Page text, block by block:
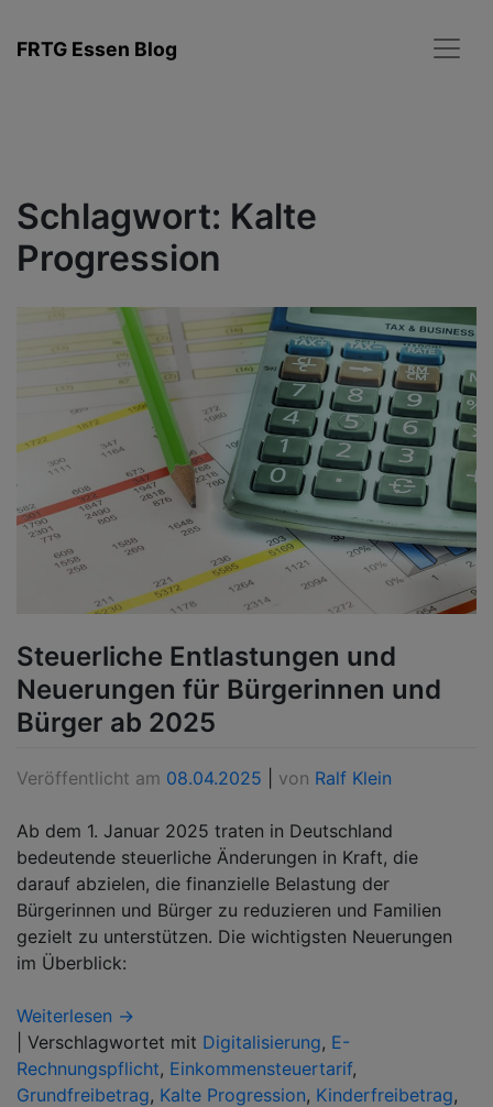
Inhalt
FRTG Essen Blog
Schlagwort: Kalte
Progression
Steuerliche Entlastungen und
Neuerungen für Bürgerinnen und
Bürger ab 2025
Veröffentlicht am 08.04.2025 von Ralf Klein
Ab dem 1. Januar 2025 traten in Deutschland
bedeutende steuerliche Änderungen in Kraft, die
darauf abzielen, die finanzielle Belastung der
Bürgerinnen und Bürger zu reduzieren und Familien
gezielt zu unterstützen. Die wichtigsten Neuerungen
im Überblick:
Weiterlesen →
Verschlagwortet mit Digitalisierung, E-
Rechnungspflicht, Einkommensteuertarif,
Grundfreibetrag, Kalte Progression, Kinderfreibetrag,